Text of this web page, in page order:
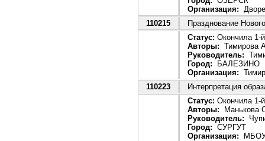
Организация:
110215
Празднование
Статус: Окончила 1-
Авторы: Тимирова
Руководитель:
Город: БАЛЕЗИНО
Организация:
110223
Интерпретация
Статус: Окончила 1-
Авторы: Манькова
Руководитель:
Город: СУРГУТ
Организация: МБОУ